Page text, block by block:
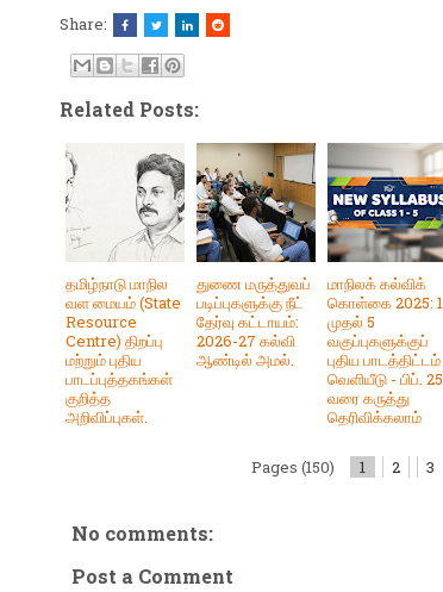
Share:
Related Posts:
தமிழ்நாடு மாநில
வள மையம் (State
Resource
Centre) திறப்பு
மற்றும் புதிய
பாடப்புத்தகங்கள்
குறித்த
அறிவிப்புகள்.
துணை மருத்துவப்
படிப்புகளுக்கு நீட்
தேர்வு கட்டாயம்:
2026-27 கல்வி
ஆண்டில் அமல்.
மாநிலக் கல்விக்
கொள்கை 2025: 1
முதல் 5
வகுப்புகளுக்குப்
புதிய பாடத்திட்டம்
வெளியீடு - பிப். 25
வரை கருத்து
தெரிவிக்கலாம்
Pages (150) 1 2 3
No comments:
Post a Comment